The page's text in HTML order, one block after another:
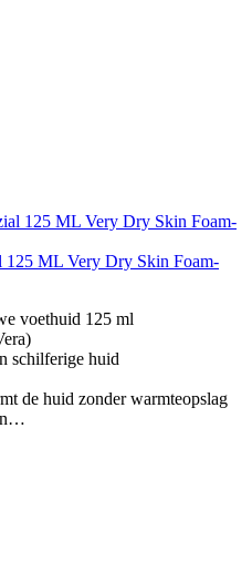
125 ML Very Dry Skin Foam-
voethuid 125 ml
schilferige huid
de huid zonder warmteopslag